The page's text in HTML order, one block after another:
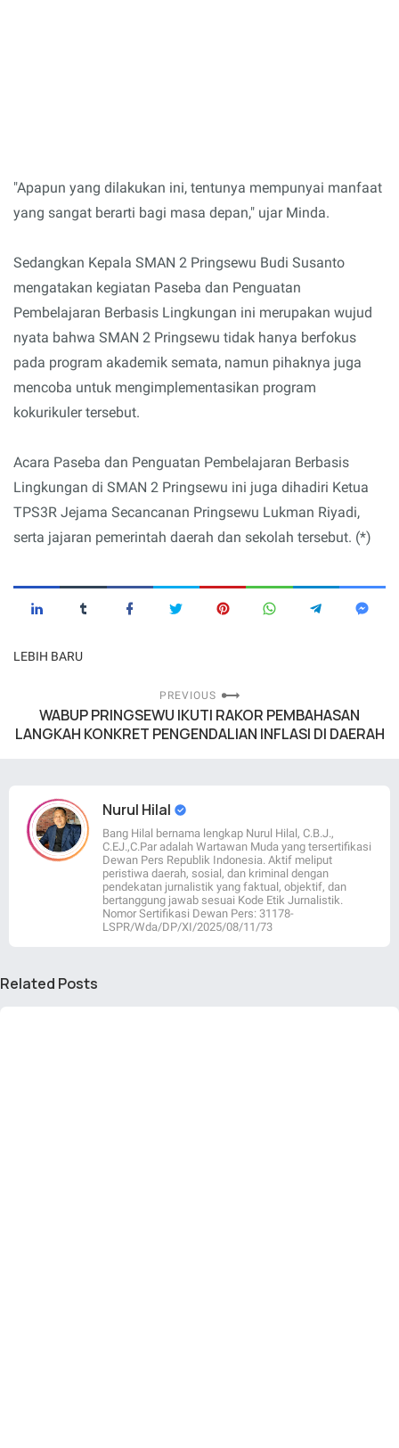
"Apapun yang dilakukan ini, tentunya mempunyai manfaat
yang sangat berarti bagi masa depan," ujar Minda.
Sedangkan Kepala SMAN 2 Pringsewu Budi Susanto
mengatakan kegiatan Paseba dan Penguatan
Pembelajaran Berbasis Lingkungan ini merupakan wujud
nyata bahwa SMAN 2 Pringsewu tidak hanya berfokus
pada program akademik semata, namun pihaknya juga
mencoba untuk mengimplementasikan program
kokurikuler tersebut.
Acara Paseba dan Penguatan Pembelajaran Berbasis
Lingkungan di SMAN 2 Pringsewu ini juga dihadiri Ketua
TPS3R Jejama Secancanan Pringsewu Lukman Riyadi,
serta jajaran pemerintah daerah dan sekolah tersebut. (*)
LEBIH BARU
PREVIOUS
WABUP PRINGSEWU IKUTI RAKOR PEMBAHASAN
LANGKAH KONKRET PENGENDALIAN INFLASI DI DAERAH
Nurul Hilal
Bang Hilal bernama lengkap Nurul Hilal, C.B.J.,
C.EJ.,C.Par adalah Wartawan Muda yang tersertifikasi
Dewan Pers Republik Indonesia. Aktif meliput
peristiwa daerah, sosial, dan kriminal dengan
pendekatan jurnalistik yang faktual, objektif, dan
bertanggung jawab sesuai Kode Etik Jurnalistik.
Nomor Sertifikasi Dewan Pers: 31178-
LSPR/Wda/DP/XI/2025/08/11/73
Related Posts